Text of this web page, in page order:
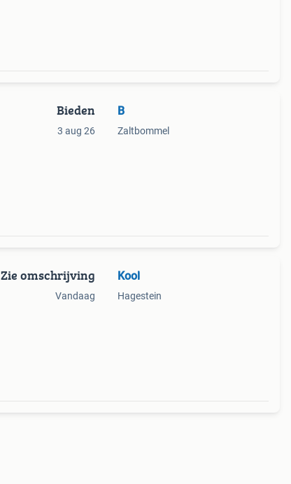
Bieden
3 aug 26
B
Zaltbommel
Zie omschrijving
Vandaag
Kool
Hagestein